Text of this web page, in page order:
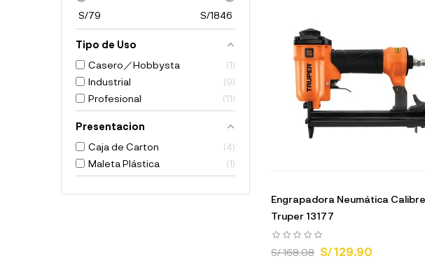
S/79 S/1846
Tipo de Uso
Casero／Hobbysta
1
Industrial
9
Profesional
11
Presentacion
Caja de Carton
4
Maleta Plástica
1
Engrapadora Neumática
Truper 13177
S/ 168.08 S/ 129.90